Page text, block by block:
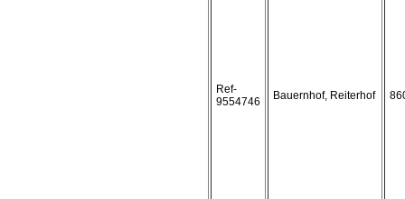
Ref-
9554746
Bauernhof, Reiterhof